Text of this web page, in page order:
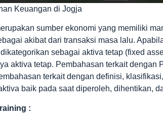
sumber ekonomi yang memiliki
akibat dari transaksi masa lalu.
sebagai aktiva tetap (fixed
aktiva tetap. Pembahasan terkait
terkait dengan definisi,
baik pada saat diperoleh, dihentikan,
: